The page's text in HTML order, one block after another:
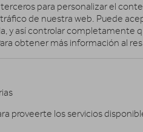
para personalizar el
de nuestra web. Puede
y así controlar completamente
obtener más información al
proveerte los servicios